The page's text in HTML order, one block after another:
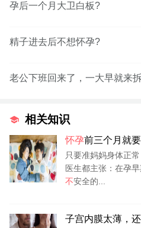
孕后一个月大卫白板?
精子进去后不想怀孕?
老公下班回来了，一大早就来
相关知识
怀孕前三个月就
只要准妈妈身体正
医生都主张：在孕
不安全的...
子宫内膜太薄，